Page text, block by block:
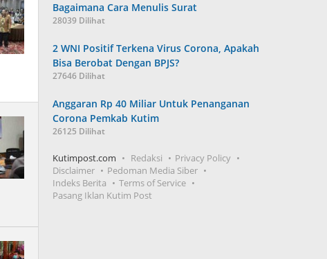
Bagaimana Cara Menulis Surat
28039 Dilihat
2 WNI Positif Terkena Virus Corona, Apakah
Bisa Berobat Dengan BPJS?
27646 Dilihat
Anggaran Rp 40 Miliar Untuk Penanganan
Corona Pemkab Kutim
26125 Dilihat
Kutimpost.com Redaksi
Privacy Policy
Disclaimer
Pedoman Media Siber
Indeks Berita
Terms of Service
Pasang Iklan Kutim Post